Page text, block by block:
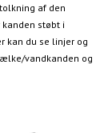
af den
kanden støbt i
kan du se linjer og
vandkanden og